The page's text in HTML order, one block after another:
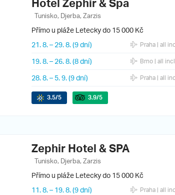
Hotel Zephir & Spa
Tunisko, Djerba, Zarzis
Přímo u pláže Letecky do 15 000 Kč
21. 8.– 29. 8.(9 dní) Praha| all
19. 8.– 26. 8.(8 dní) Brno| all
28. 8.– 5. 9.(9 dní) Praha| all
3.5/5 3.9/5
Zephir Hotel & SPA
Tunisko, Djerba, Zarzis
Přímo u pláže Letecky do 15 000 Kč
11. 8.– 19. 8.(9 dní) Praha| all